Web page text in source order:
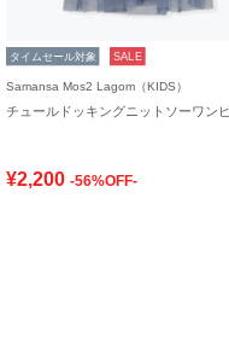
タイムセール対象 SALE
Samansa Mos2 Lagom（KIDS）
チュールドッキングニットソーワン
¥2,200 -56%OFF-